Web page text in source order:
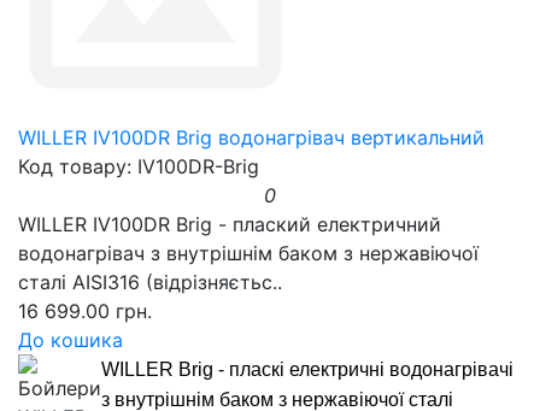
WILLER IV100DR Brig водонагрівач вертикальний
Код товару: IV100DR-Brig
0
WILLER IV100DR Brig - плаский електричний
водонагрівач з внутрішнім баком з нержавіючої
сталі AISI316 (відрізняєтьс..
16 699.00 грн.
До кошика
WILLER Brig - пласкі електричні водонагрівачі
з внутрішнім баком з нержавіючої сталі